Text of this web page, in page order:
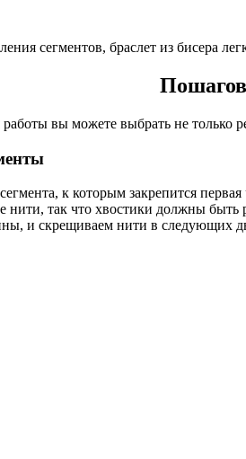
сегментов, браслет из бисера
вы можете выбрать не
к которым закрепится
нити, так что хвостики должны
и скрещиваем нити в следующих